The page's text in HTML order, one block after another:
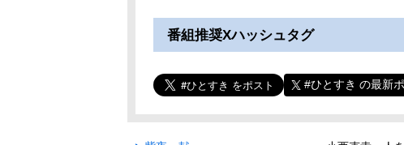
番組推奨Xハッシュタグ
#ひとすき の最新